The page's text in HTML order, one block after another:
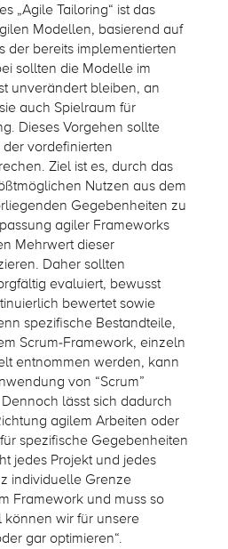
„Agile Tailoring“ ist das
Modellen, basierend auf
der bereits implementierten
sollten die Modelle im
unverändert bleiben, an
auch Spielraum für
Dieses Vorgehen sollte
vordefinierten
Ziel ist es, durch das
Nutzen aus dem
Gegebenheiten zu
agiler Frameworks
Mehrwert dieser
Daher sollten
evaluiert, bewusst
bewertet sowie
spezifische Bestandteile,
Scrum-Framework, einzeln
entnommen werden, kann
von “Scrum”
lässt sich dadurch
agilem Arbeiten oder
spezifische Gegebenheiten
jedes Projekt und jedes
individuelle Grenze
Framework und muss so
können wir für unsere
gar optimieren“.